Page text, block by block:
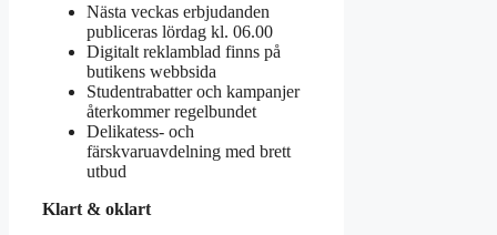
Nästa veckas erbjudanden
publiceras lördag kl. 06.00
Digitalt reklamblad finns på
butikens webbsida
Studentrabatter och kampanjer
återkommer regelbundet
Delikatess- och
färskvaruavdelning med brett
utbud
Klart & oklart